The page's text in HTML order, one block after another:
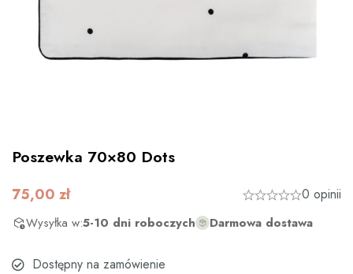
Poszewka 70×80 Dots
75,00 zł 0 opinii
Wysyłka w:5-10 dni roboczych Darmowa dostawa
Dostępny na zamówienie